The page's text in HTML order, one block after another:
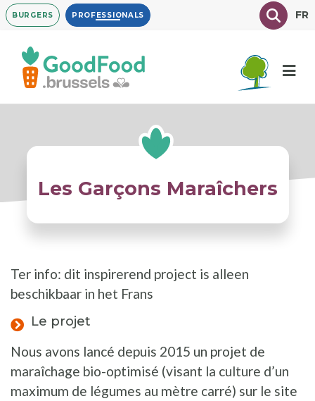
Overslaan
en
inhoud
gaan
BURGERS PROFESSIONALS TexteFR
Les Garçons Maraîchers
Ter info: dit inspirerend project is alleen
beschikbaar in het Frans
Le projet
Nous avons lancé depuis 2015 un projet de
maraîchage bio-optimisé (visant la culture d’un
maximum de légumes au mètre carré) sur le site